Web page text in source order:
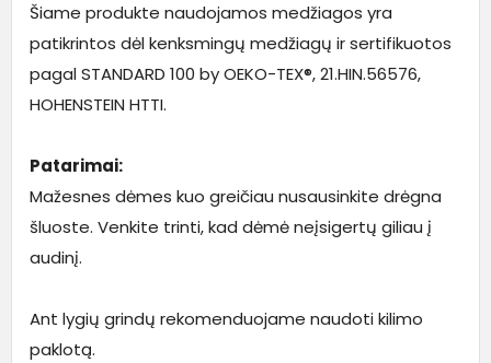
Šiame produkte naudojamos medžiagos yra
patikrintos dėl kenksmingų medžiagų ir sertifikuotos
pagal STANDARD 100 by OEKO-TEX®, 21.HIN.56576,
HOHENSTEIN HTTI.
Patarimai:
Mažesnes dėmes kuo greičiau nusausinkite drėgna
šluoste. Venkite trinti, kad dėmė neįsigertų giliau į
audinį.
Ant lygių grindų rekomenduojame naudoti kilimo
paklotą.